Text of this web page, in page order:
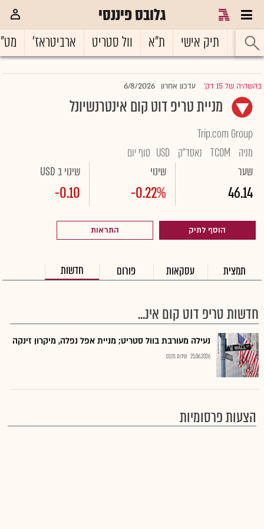
גלובס פיננסי
ראשי תיק אישי ת"א וול סטריט ארביטראז'
בהשהיה של 15 דק' |עדכון אחרון 6/8/2026
מניית טריפ דוט קום אינטרנשיונל
Trip.com Group
מניה
TCOM נאסד"ק USD סוף יום
שער
46.14
שינוי
-0.22%
שינוי ב USD
-0.10
הוסף לתיק התראות
תמצית עסקאות פורום חדשות
חדשות טריפ דוט קום אינ...
נעילה מעורבת בוול סטריט; מניית אפל נפלה, מיקרון זינקה
25.06.2026 שירות גלובס
הצעות פרסומיות